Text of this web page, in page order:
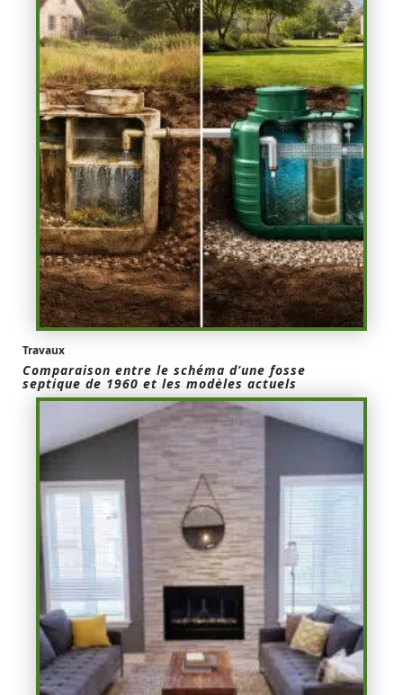
Travaux
Comparaison entre le schéma d’une fosse
septique de 1960 et les modèles actuels